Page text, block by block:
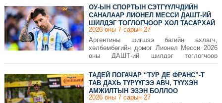
ОУ-ЫН СПОРТЫН СЭТГҮҮЛЧДИЙН
САНАЛААР ЛИОНЕЛ МЕССИ ДАШТ-ИЙ
ШИЛДЭГ ТОГЛОГЧООР ХОЛ ТАСАРХАЙ
ШАЛГАРЧЭЭ
2026 оны 7 сарын 27
Аргентины шигшээ багийн ахлагч,
хөлбөмбөгийн домог Лионел Месси 2026
оны ДАШТ-ий шилдэг тоглогчоор
тодорчээ.
ТАДЕЙ ПОГАЧАР “ТУР ДЕ ФРАНС”-Т
ТАВ ДАХЬ ТҮРҮҮГЭЭ АВЧ, ТҮҮХЭН
АМЖИЛТЫН ЭЗЭН БОЛЛОО
2026 оны 7 сарын 27